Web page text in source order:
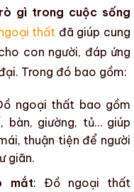
gì trong cuộc sống
thất đã giúp cung
con người, đáp ứng
Trong đó bao gồm:
ngoại thất bao gồm
bàn, giường, tủ… giúp
thuận tiện để người
giãn.
mắt: Đồ ngoại thất